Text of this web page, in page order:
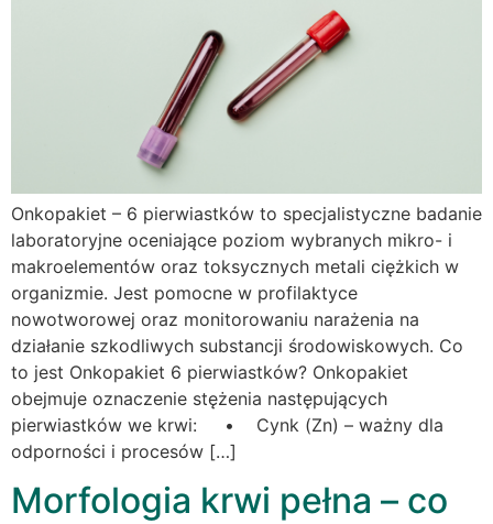
Onkopakiet – 6 pierwiastków to specjalistyczne badanie
laboratoryjne oceniające poziom wybranych mikro- i
makroelementów oraz toksycznych metali ciężkich w
organizmie. Jest pomocne w profilaktyce
nowotworowej oraz monitorowaniu narażenia na
działanie szkodliwych substancji środowiskowych. Co
to jest Onkopakiet 6 pierwiastków? Onkopakiet
obejmuje oznaczenie stężenia następujących
pierwiastków we krwi: • Cynk (Zn) – ważny dla
odporności i procesów […]
Morfologia krwi pełna – co